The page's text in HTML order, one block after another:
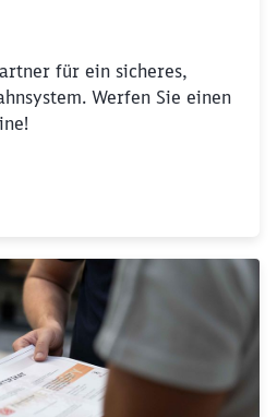
für ein sicheres,
Werfen Sie einen